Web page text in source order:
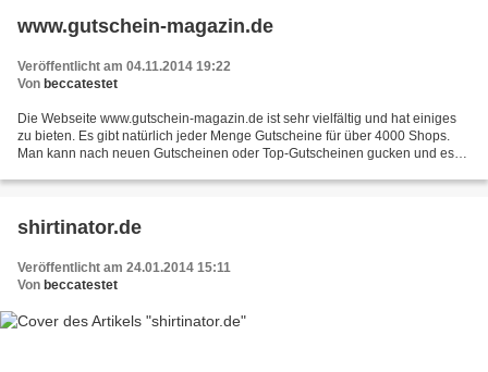
www.gutschein-magazin.de
Veröffentlicht am 04.11.2014 19:22
Von beccatestet
Die Webseite www.gutschein-magazin.de ist sehr vielfältig und hat einiges
zu bieten. Es gibt natürlich jeder Menge Gutscheine für über 4000 Shops.
Man kann nach neuen Gutscheinen oder Top-Gutscheinen gucken und es
shirtinator.de
Veröffentlicht am 24.01.2014 15:11
Von beccatestet